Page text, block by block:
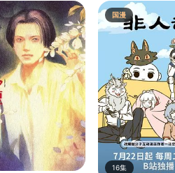
国漫
16集